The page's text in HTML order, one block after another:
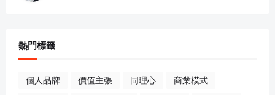
熱門標籤
個人品牌 價值主張 同理心 商業模式